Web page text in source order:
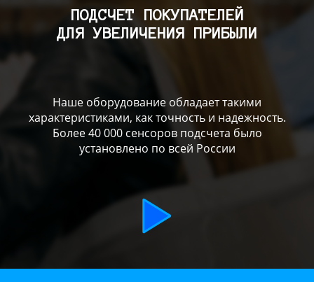
ПОДСЧЕТ ПОКУПАТЕЛЕЙ
ДЛЯ УВЕЛИЧЕНИЯ ПРИБЫЛИ
Наше оборудование обладает такими
характеристиками, как точность и надежность.
Более 40 000 сенсоров подсчета было
установлено по всей России